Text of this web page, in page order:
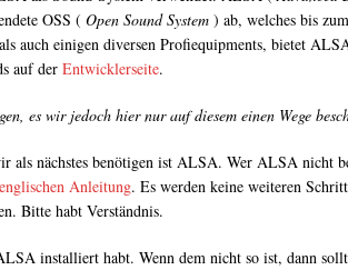
OSS ( Open Sound System) ab, welches bis
auch einigen diversen Profiequipments, bietet
auf der Entwicklerseite.
es wir jedoch hier nur auf diesem einen Wege
als nächstes benötigen ist ALSA. Wer ALSA nicht
englischen Anleitung. Es werden keine weiteren
Bitte habt Verständnis.
installiert habt. Wenn dem nicht so ist, dann